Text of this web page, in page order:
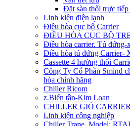
Đặt sàn thổi trực tiếp
Linh kiện điện lạnh
Điều hòa cục bộ Carrier
ĐIỀU HÒA CỤC BỘ
Điều hòa carrier. Tủ đứng-
Điều hòa tủ đứng Carrier-
Cassette 4 hướng thổi
Công Ty Cổ Phần Smind
hòa chính hãng
Chiller Ricom
z.Biến tần-Kim Loan
CHILLER GIÓ CARRIER
Linh kiện công nghiệp
Chiller Trane. Model: